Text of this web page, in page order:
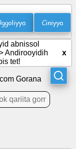
Ciniyya
abnissol
Andirooyidih
tet!
x
Gorana